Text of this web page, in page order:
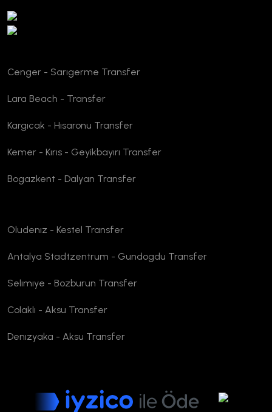
Cenger - Sarıgerme Transfer
Lara Beach - Transfer
Kargıcak - Hısaronu Transfer
Kemer - Kırıs - Geyikbayırı Transfer
Bogazkent - Dalyan Transfer
Oludenız - Kestel Transfer
Antalya Stadtzentrum - Gundogdu Transfer
Selımıye - Bozburun Transfer
Colaklı - Aksu Transfer
Denızyaka - Aksu Transfer